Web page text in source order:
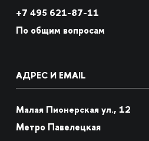
+7 495 621-87-11
По общим вопросам
АДРЕС И EMAIL
Малая Пионерская ул., 12
Метро Павелецкая